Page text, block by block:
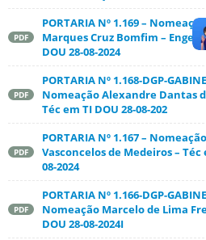
PDF
PORTARIA Nº 1.169 –
Marques Cruz Bomfim –
DOU 28-08-2024
PDF
PORTARIA Nº 1.168-DGP-
Nomeação Alexandre Dantas
Téc em TI DOU 28-08-202
PDF
PORTARIA Nº 1.167 –
Vasconcelos de Medeiros – Téc
08-2024
PDF
PORTARIA Nº 1.166-DGP-
Nomeação Marcelo de Lima
DOU 28-08-2024I